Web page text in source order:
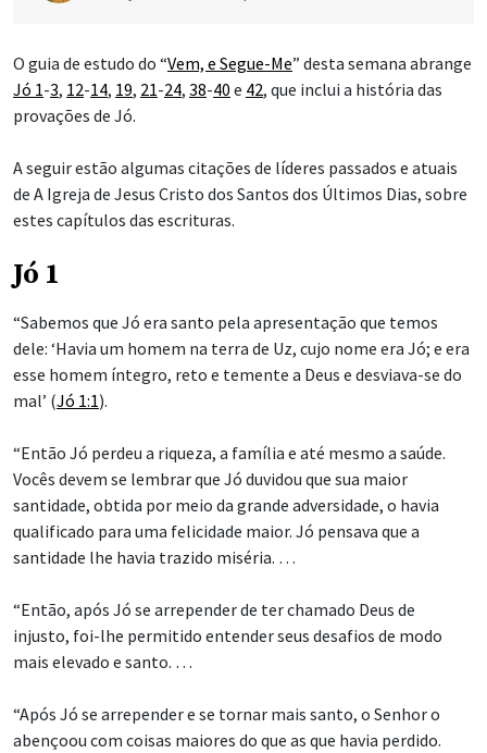
O guia de estudo do “Vem, e Segue-Me” desta semana abrange
Jó 1-3, 12-14, 19, 21-24, 38-40 e 42, que inclui a história das
provações de Jó.
A seguir estão algumas citações de líderes passados e atuais
de A Igreja de Jesus Cristo dos Santos dos Últimos Dias, sobre
estes capítulos das escrituras.
Jó 1
“Sabemos que Jó era santo pela apresentação que temos
dele: ‘Havia um homem na terra de Uz, cujo nome era Jó; e era
esse homem íntegro, reto e temente a Deus e desviava-se do
mal’ (Jó 1:1).
“Então Jó perdeu a riqueza, a família e até mesmo a saúde.
Vocês devem se lembrar que Jó duvidou que sua maior
santidade, obtida por meio da grande adversidade, o havia
qualificado para uma felicidade maior. Jó pensava que a
santidade lhe havia trazido miséria. …
“Então, após Jó se arrepender de ter chamado Deus de
injusto, foi-lhe permitido entender seus desafios de modo
mais elevado e santo. …
“Após Jó se arrepender e se tornar mais santo, o Senhor o
abençoou com coisas maiores do que as que havia perdido.